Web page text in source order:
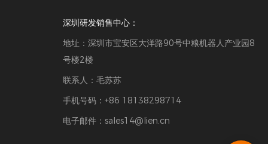
深圳研发销售中心：
地址：深圳市宝安区大洋路90号中粮机器人产业园8
号楼2楼
联系人：毛苏苏
手机号码：+86 18138298714
电子邮件： sales14@lien.cn